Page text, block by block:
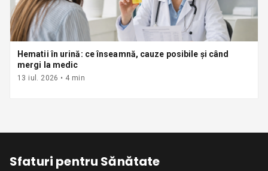
Hematii în urină: ce înseamnă, cauze posibile și când
mergi la medic
13 iul. 2026 • 4 min
Sfaturi pentru Sănătate